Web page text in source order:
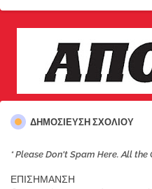
ΔΗΜΟΣΊΕΥΣΗ ΣΧΟΛΊΟΥ
* Please Don't Spam Here. All
ΕΠΙΣΗΜΑΝΣΗ